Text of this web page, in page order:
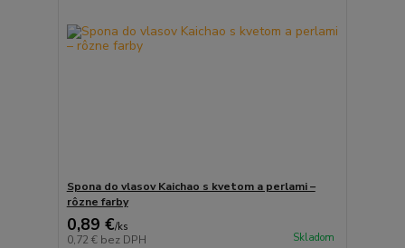
Spona do vlasov Kaichao s kvetom a perlami –
rôzne farby
0,89 €/ks
0,72 € bez DPH Skladom